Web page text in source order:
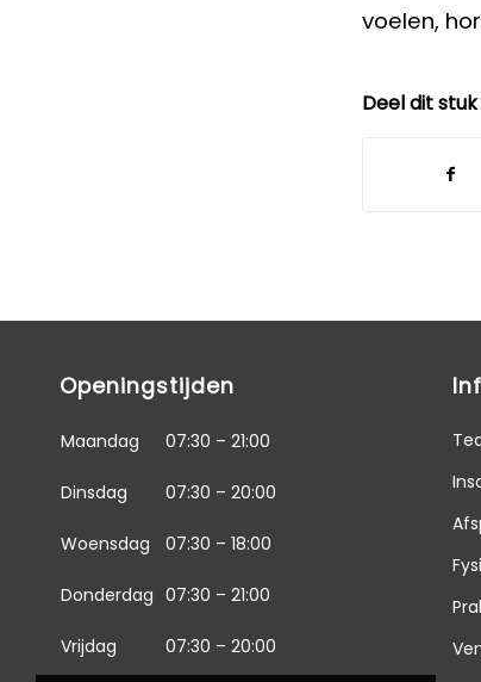
voelen,
Deel dit stuk
Openingstijden
Maandag 07:30 – 21:00
Dinsdag 07:30 – 20:00
Woensdag 07:30 – 18:00
Donderdag 07:30 – 21:00
Vrijdag 07:30 – 20:00